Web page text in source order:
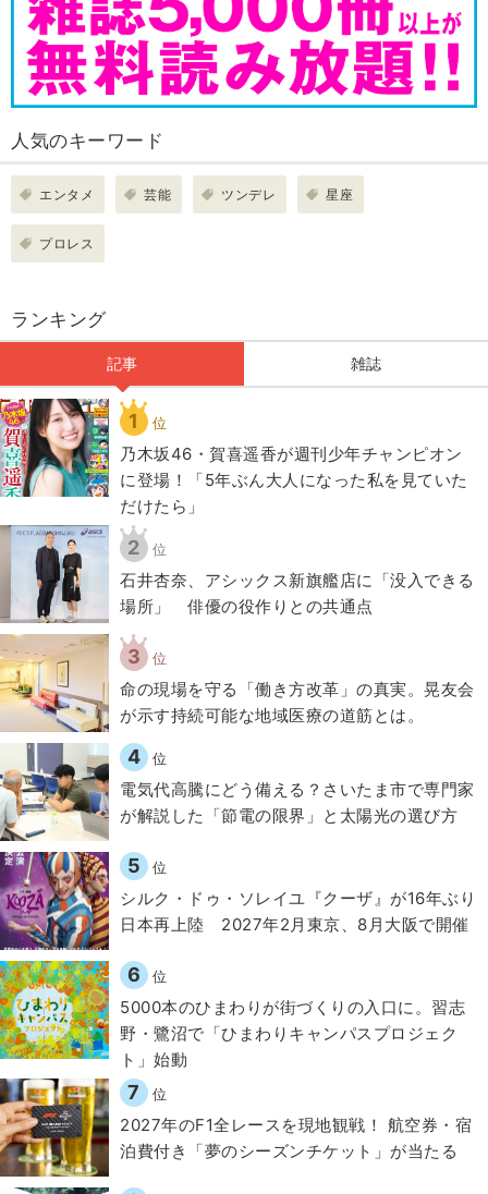
人気のキーワード
エンタメ 芸能 ツンデレ 星座
プロレス
ランキング
記事 雑誌
1 位
乃木坂46・賀喜遥香が週刊少年チャンピオン
に登場！「5年ぶん大人になった私を見ていた
だけたら」
2 位
石井杏奈、アシックス新旗艦店に「没入できる
場所」 俳優の役作りとの共通点
3 位
​命の現場を守る「働き方改革」の真実。晃友会
が示す持続可能な地域医療の道筋とは。
4 位
電気代高騰にどう備える？さいたま市で専門家
が解説した「節電の限界」と太陽光の選び方
5 位
シルク・ドゥ・ソレイユ『クーザ』が16年ぶり
日本再上陸 2027年2月東京、8月大阪で開催
6 位
5000本のひまわりが街づくりの入口に。習志
野・鷺沼で「ひまわりキャンパスプロジェク
ト」始動
7 位
2027年のF1全レースを現地観戦！ 航空券・宿
泊費付き「夢のシーズンチケット」が当たる